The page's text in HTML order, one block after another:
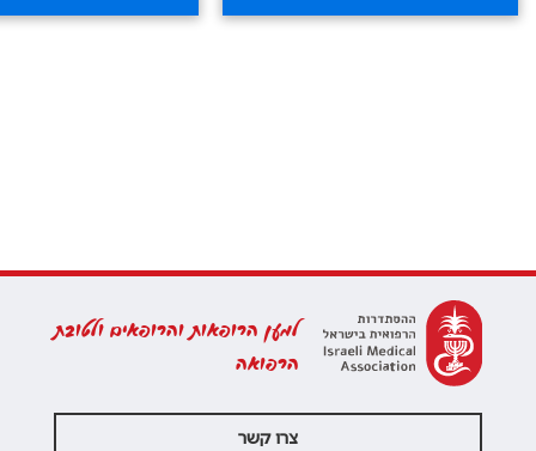
למען הרופאות והרופאים ולטובת
הרפואה
צרו קשר